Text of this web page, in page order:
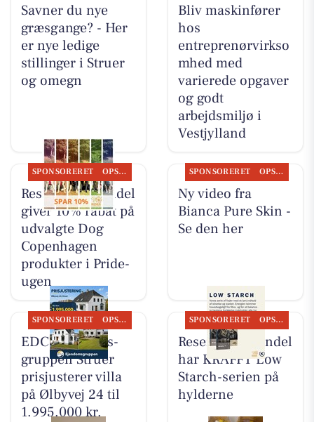
Savner du nye
græsgange? - Her
er nye ledige
stillinger i Struer
og omegn
Bliv maskinfører
hos
entreprenørvirkso
mhed med
varierede opgaver
og godt
arbejdsmiljø i
Vestjylland
SPONSORERET OPSLAGSTAVLEN
Resen Landhandel
giver 10% rabat på
udvalgte Dog
Copenhagen
produkter i Pride-
ugen
SPONSORERET OPSLAGSTAVLEN
Ny video fra
Bianca Pure Skin -
Se den her
SPONSORERET OPSLAGSTAVLEN
EDC Ejen­doms­
grup­pen Struer
prisjusterer villa
på Ølbyvej 24 til
1.995.000 kr.
SPONSORERET OPSLAGSTAVLEN
Resen Landhandel
har KRAFFT Low
Starch-serien på
hylderne